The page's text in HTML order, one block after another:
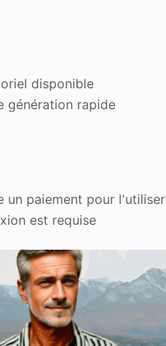
disponible
génération rapide
un paiement pour l'utiliser
est requise